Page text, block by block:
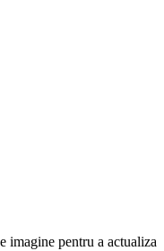
imagine pentru a actualiza